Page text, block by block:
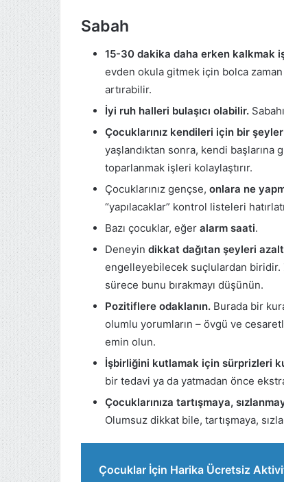
Sabah
15-30 dakika daha erken kalkmak
evden okula gitmek için bolca
artırabilir.
İyi ruh halleri bulaşıcı olabilir.
Çocuklarınız kendileri için bir
yaşlandıktan sonra, kendi başlarına
toparlanmak işleri kolaylaştırır.
Çocuklarınız gençse, onlara ne
“yapılacaklar” kontrol listeleri
Bazı çocuklar, eğer alarm saati.
Deneyin dikkat dağıtan şeyleri
engelleyebilecek suçlulardan biridir.
sürece bunu bırakmayı düşünün.
Pozitiflere odaklanın. Burada bir
olumlu yorumların – övgü ve
emin olun.
İşbirliğini kutlamak için sürprizleri
bir tedavi ya da yatmadan önce
Çocuklarınıza tartışmaya,
Olumsuz dikkat bile, tartışmaya,
Çocuklar İçin Harika Ücretsiz